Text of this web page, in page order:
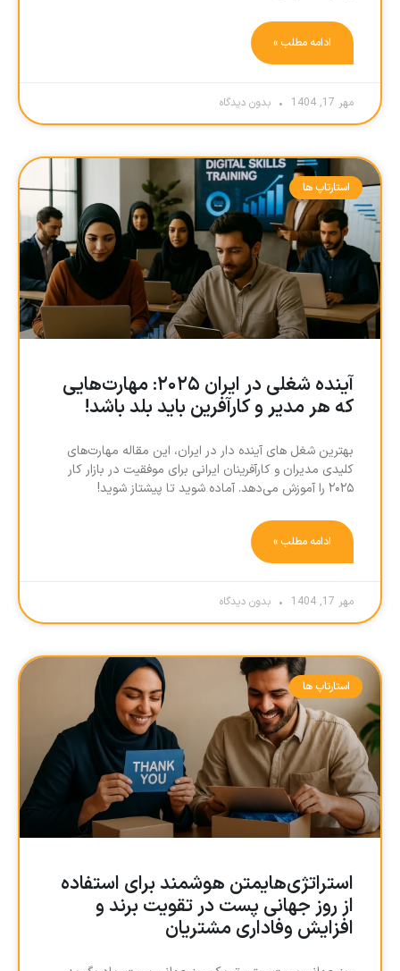
ادامه مطلب »
مهر 17, 1404 بدون دیدگاه
استارتاپ ها
آینده شغلی در ایران ۲۰۲۵: مهارت‌هایی
که هر مدیر و کارآفرین باید بلد باشد!
بهترین شغل های آینده دار در ایران، این مقاله مهارت‌های
کلیدی مدیران و کارآفرینان ایرانی برای موفقیت در بازار کار
۲۰۲۵ را آموزش می‌دهد. آماده شوید تا پیشتاز شوید!
ادامه مطلب »
مهر 17, 1404 بدون دیدگاه
استارتاپ ها
استراتژی‌هایمتن هوشمند برای استفاده
از روز جهانی پست در تقویت برند و
افزایش وفاداری مشتریان